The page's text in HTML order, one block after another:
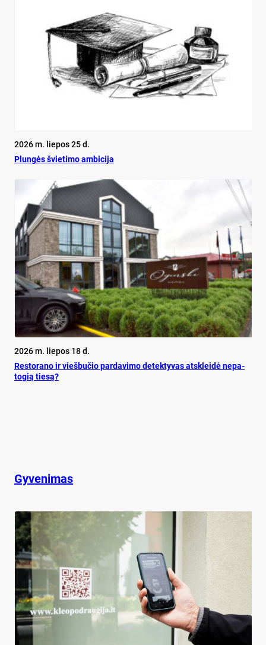
2026 m. liepos 25 d.
Plun­gės švie­ti­mo am­bi­ci­ja
2026 m. liepos 18 d.
Res­to­ra­no ir vieš­bu­čio par­da­vi­mo de­tek­ty­vas at­sklei­dė ne­pa­
to­gią tie­są?
Gyvenimas